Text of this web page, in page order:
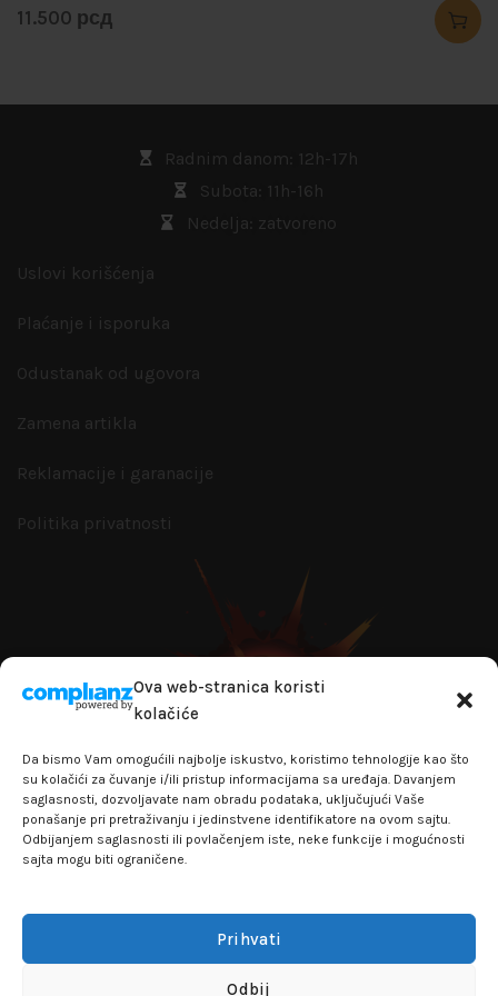
Ova web-stranica koristi
kolačiće
Da bismo Vam omogućili najbolje iskustvo, koristimo tehnologije kao što
su kolačići za čuvanje i/ili pristup informacijama sa uređaja. Davanjem
saglasnosti, dozvoljavate nam obradu podataka, uključujući Vaše
ponašanje pri pretraživanju i jedinstvene identifikatore na ovom sajtu.
Odbijanjem saglasnosti ili povlačenjem iste, neke funkcije i mogućnosti
sajta mogu biti ograničene.
Prihvati
Odbij
11.500 рсд
Radnim danom: 12h-17h
Subota: 11h-16h
Nedelja: zatvoreno
Uslovi korišćenja
Plaćanje i isporuka
Odustanak od ugovora
Zamena artikla
Reklamacije i garanacije
Politika privatnosti
Adresa: Paunova 24 - TC Banjica
Lokal 102, prvi sprat